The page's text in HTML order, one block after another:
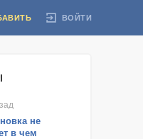
ВОЙТИ
не
в чем